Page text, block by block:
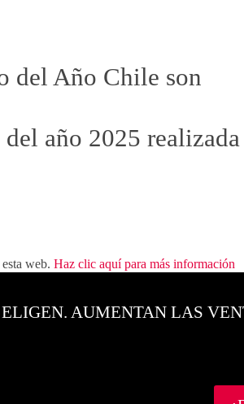
del Año Chile son
año 2025
web. Haz clic aquí para más información
AUMENTAN LAS